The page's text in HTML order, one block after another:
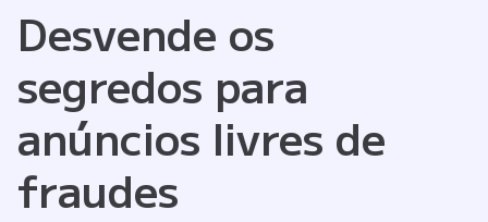
Desvende os
segredos para
anúncios livres de
fraudes